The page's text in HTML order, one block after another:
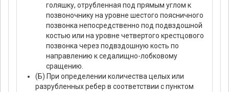
голяшку, отрубленная под прямым углом к
позвоночнику на уровне шестого поясничного
позвонка непосредственно под подвздошной
костью или на уровне четвертого крестцового
позвонка через подвздошную кость по
направлению к седалищно-лобковому
сращению.
(Б) При определении количества целых или
разрубленных ребер в соответствии с пунктом